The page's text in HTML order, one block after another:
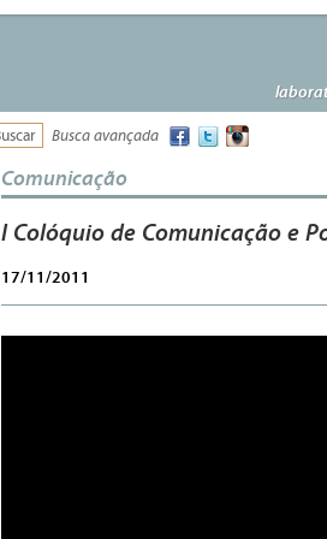
Busca avançada
Comunicação
I Colóquio de Comunicação e
17/11/2011